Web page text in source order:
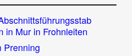
in Mur in Frohnleiten
Prenning